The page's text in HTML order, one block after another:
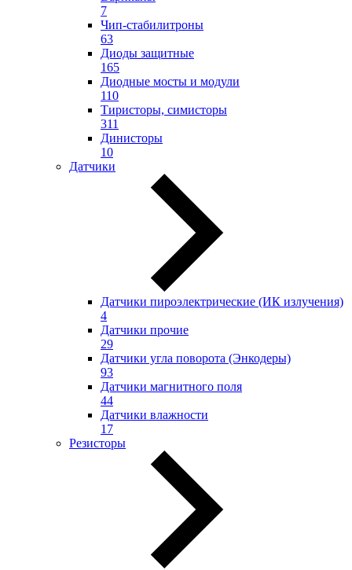
7
Чип-стабилитроны
63
Диоды защитные
165
Диодные мосты и модули
110
Тиристоры, симисторы
311
Динисторы
10
Датчики
Датчики пироэлектрические (ИК излучения)
4
Датчики прочие
29
Датчики угла поворота (Энкодеры)
93
Датчики магнитного поля
44
Датчики влажности
17
Резисторы